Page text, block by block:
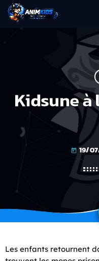
Kidsune à
today 19/
Les enfants retournent